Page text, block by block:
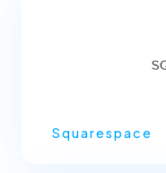
Squarespace